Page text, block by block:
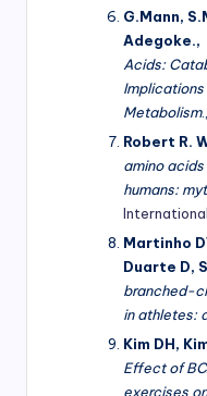
G.Mann,
Adegoke.,
Acids:
Metabolism.,
Robert R.
amino
humans:
Martinho
Duarte D,
branched-
in athletes:
Kim DH,
Effect of
exercises